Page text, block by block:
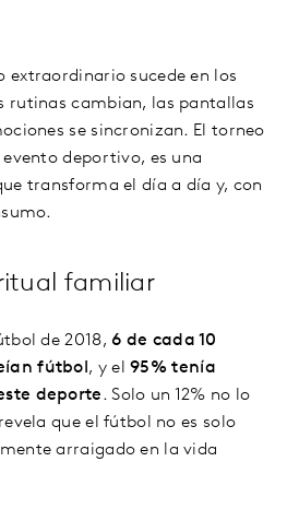
extraordinario sucede en los
rutinas cambian, las pantallas
se sincronizan. El torneo
deportivo, es una
transforma el día a día y, con
familiar
de 2018,6 de cada 10
fútbol , y el95% tenía
deporte. Solo un 12% no lo
que el fútbol no es solo
arraigado en la vida